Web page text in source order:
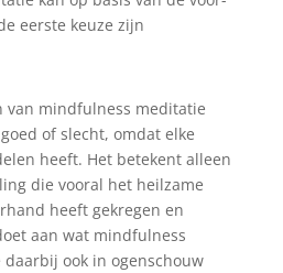
eerste keuze zijn
van mindfulness meditatie
of slecht, omdat elke
heeft. Het betekent alleen
die vooral het heilzame
heeft gekregen en
aan wat mindfulness
ook in ogenschouw